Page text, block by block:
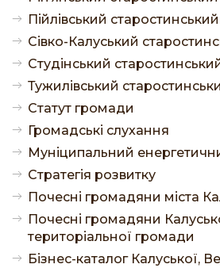
Пійлівський
Сівко-Калуський
Студінський
Тужилівський
Статут громади
Громадські слухання
Муніципальний
Стратегія розвитку
Почесні громадяни міста
Почесні громадяни
територіальної громади
Бізнес-каталог Калуської,